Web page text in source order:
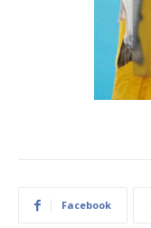
Facebook